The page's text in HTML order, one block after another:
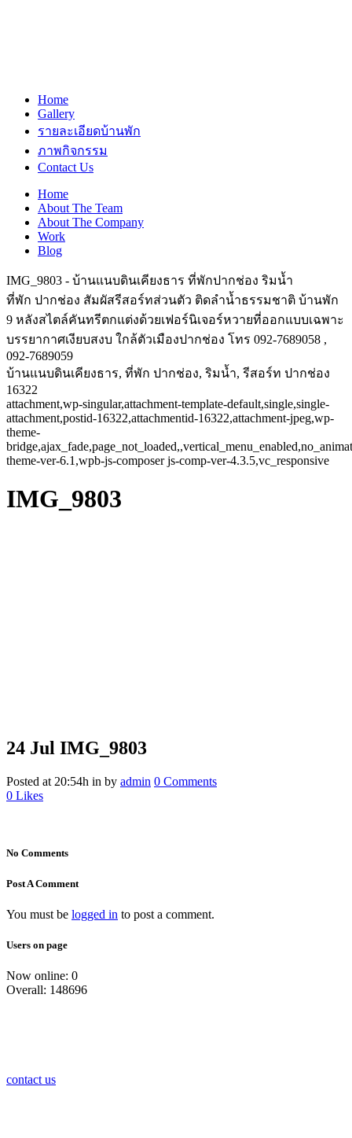
Home
Gallery
รายละเอียดบ้านพัก
ภาพกิจกรรม
Contact Us
Home
About The Team
About The Company
Work
Blog
IMG_9803 - บ้านแนบดินเคียงธาร ที่พักปากช่อง ริมน้ำ
ที่พัก ปากช่อง สัมผัสรีสอร์ทส่วนตัว ติดลำน้ำธรรมชาติ บ้านพัก
9 หลังสไตล์คันทรีตกแต่งด้วยเฟอร์นิเจอร์หวายที่ออกแบบเฉพาะ
บรรยากาศเงียบสงบ ใกล้ตัวเมืองปากช่อง โทร 092-7689058 ,
092-7689059
บ้านแนบดินเคียงธาร, ที่พัก ปากช่อง, ริมน้ำ, รีสอร์ท ปากช่อง
16322
attachment,wp-singular,attachment-template-default,single,single-
attachment,postid-16322,attachmentid-16322,attachment-jpeg,wp-
theme-
theme-ver-6.1,wpb-js-composer js-comp-ver-4.3.5,vc_responsive
IMG_9803
24 Jul IMG_9803
Posted at 20:54h in by admin 0 Comments
0 Likes
No Comments
Post A Comment
You must be logged in to post a comment.
Users on page
Now online: 0
Overall: 148696
contact us